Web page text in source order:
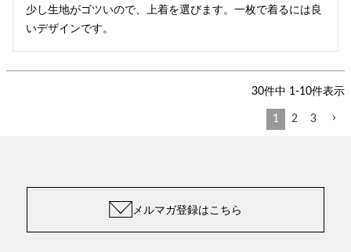
少し生地がゴツいので、上着を選びます。一枚で着るには良
いデザインです。
30件中 1-10件表示
1 2 3
メルマガ登録はこちら